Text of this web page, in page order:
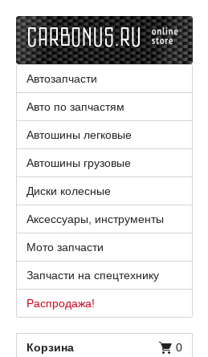
Автозапчасти
Авто по запчастям
Автошины легковые
Автошины грузовые
Диски колесные
Аксессуары, инструменты
Мото запчасти
Запчасти на спецтехнику
Распродажа!
Корзина 0